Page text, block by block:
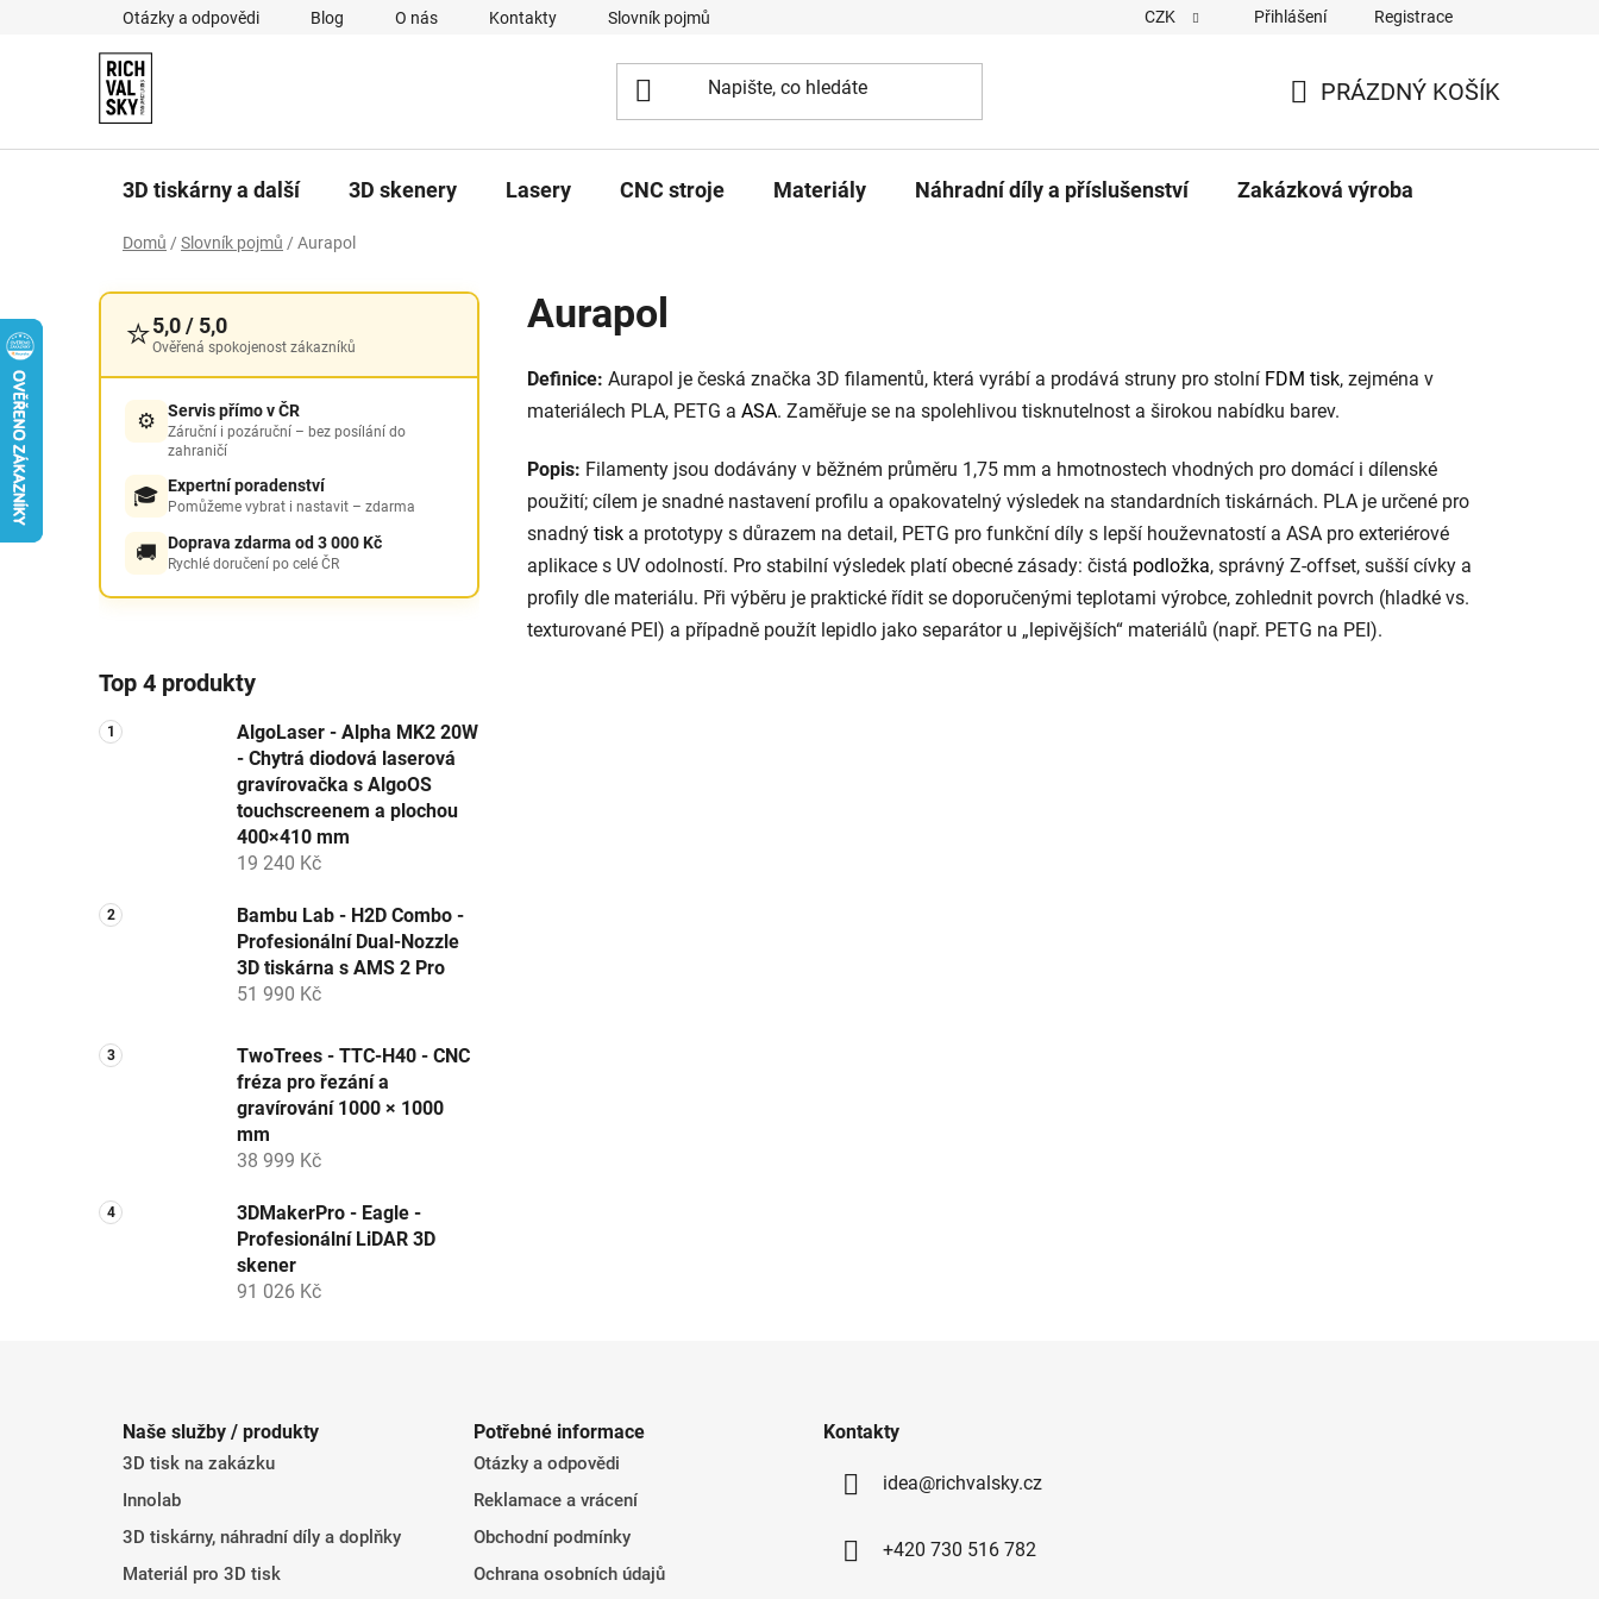
Otázky a odpovědi Blog O nás Kontakty Slovník pojmů CZK Přihlášení Registrace
KOŠÍK
PRÁZDNÝ KOŠÍK
3D tiskárny a další 3D skenery Lasery CNC stroje Materiály Náhradní díly a příslušenství Zakázková výroba
Domů / Slovník pojmů / Aurapol
o
t
a
l
⭐5,0 / 5,0
Ověřená spokojenost zákazníků
⚙️ Servis přímo v ČR
Záruční i pozáruční – bez posílání do
zahraničí
🎓 Expertní poradenství
Pomůžeme vybrat i nastavit – zdarma
🚚 Doprava zdarma od 3 000 Kč
Rychlé doručení po celé ČR
Top 4 produkty
AlgoLaser - Alpha MK2 20W
- Chytrá diodová laserová
gravírovačka s AlgoOS
touchscreenem a plochou
400×410 mm
19 240 Kč
Bambu Lab - H2D Combo -
Profesionální Dual-Nozzle
3D tiskárna s AMS 2 Pro
51 990 Kč
TwoTrees - TTC-H40 - CNC
fréza pro řezání a
gravírování 1000 × 1000
mm
38 999 Kč
3DMakerPro - Eagle -
Profesionální LiDAR 3D
skener
91 026 Kč
Aurapol
Definice: Aurapol je česká značka 3D filamentů, která vyrábí a prodává struny pro stolní FDM tisk, zejména v
materiálech PLA, PETG a ASA. Zaměřuje se na spolehlivou tisknutelnost a širokou nabídku barev.
Popis: Filamenty jsou dodávány v běžném průměru 1,75 mm a hmotnostech vhodných pro domácí i dílenské
použití; cílem je snadné nastavení profilu a opakovatelný výsledek na standardních tiskárnách. PLA je určené pro
snadný tisk a prototypy s důrazem na detail, PETG pro funkční díly s lepší houževnatostí a ASA pro exteriérové
aplikace s UV odolností. Pro stabilní výsledek platí obecné zásady: čistá podložka, správný Z-offset, sušší cívky a
profily dle materiálu. Při výběru je praktické řídit se doporučenými teplotami výrobce, zohlednit povrch (hladké vs.
texturované PEI) a případně použít lepidlo jako separátor u „lepivějších“ materiálů (např. PETG na PEI).
Naše služby / produkty
3D tisk na zakázku
Innolab
3D tiskárny, náhradní díly a doplňky
Materiál pro 3D tisk
Potřebné informace
Otázky a odpovědi
Reklamace a vrácení
Obchodní podmínky
Ochrana osobních údajů
Kontakty
idea@richvalsky.cz
+420 730 516 782